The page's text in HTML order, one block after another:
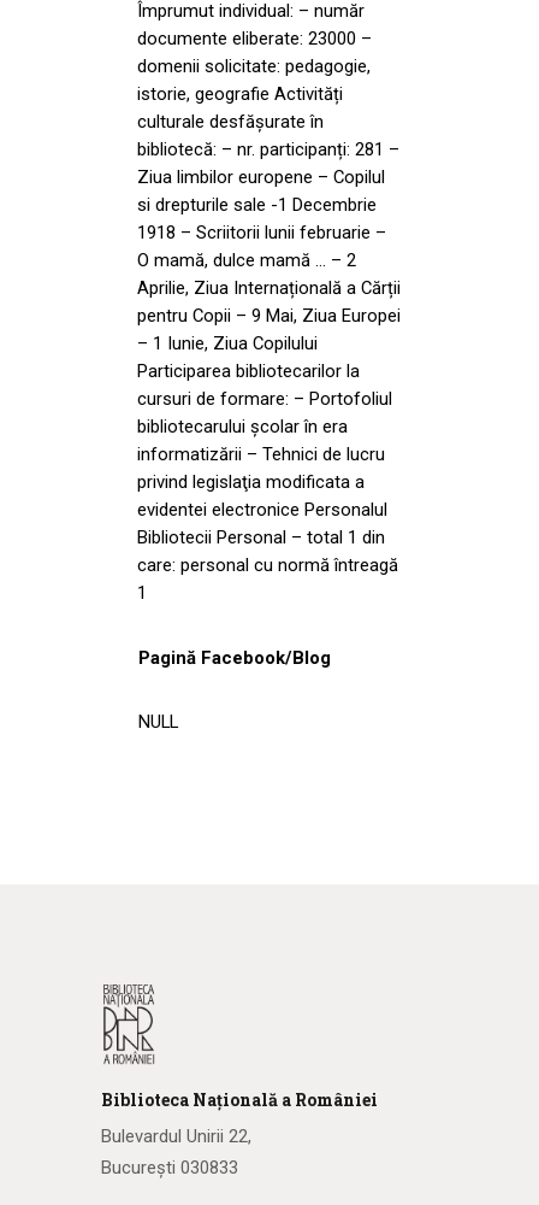
Împrumut individual: – număr
documente eliberate: 23000 –
domenii solicitate: pedagogie,
istorie, geografie Activități
culturale desfășurate în
bibliotecă: – nr. participanți: 281 –
Ziua limbilor europene – Copilul
si drepturile sale -1 Decembrie
1918 – Scriitorii lunii februarie –
O mamă, dulce mamă … – 2
Aprilie, Ziua Internațională a Cărții
pentru Copii – 9 Mai, Ziua Europei
– 1 Iunie, Ziua Copilului
Participarea bibliotecarilor la
cursuri de formare: – Portofoliul
bibliotecarului școlar în era
informatizării – Tehnici de lucru
privind legislaţia modificata a
evidentei electronice Personalul
Bibliotecii Personal – total 1 din
care: personal cu normă întreagă
1
Pagină Facebook/Blog
NULL
Biblioteca Națională a României
Bulevardul Unirii 22,
București 030833